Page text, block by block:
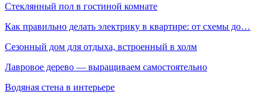
Стеклянный пол в гостиной комнате
Как правильно делать электрику в квартире: от схемы до…
Сезонный дом для отдыха, встроенный в холм
Лавровое дерево — выращиваем самостоятельно
Водяная стена в интерьере